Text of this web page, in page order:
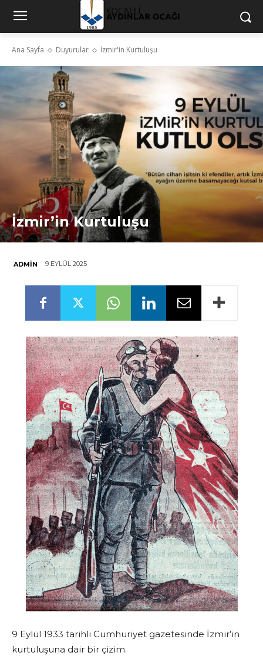
Ana Sayfa Duyurular İzmir'in Kurtuluşu
İzmir’in Kurtuluşu
ADMIN 9 EYLÜL 2025
9 Eylül 1933 tarihli Cumhuriyet gazetesinde İzmir’in
kurtuluşuna dair bir çizim.